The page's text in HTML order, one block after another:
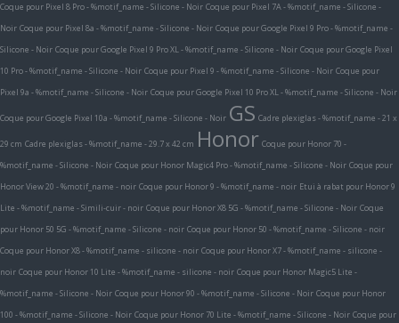
Coque pour Pixel 8 Pro - %motif_name - Silicone - Noir Coque pour Pixel 7A - %motif_name - Silicone -
Noir Coque pour Pixel 8a - %motif_name - Silicone - Noir Coque pour Google Pixel 9 Pro - %motif_name -
Silicone - Noir Coque pour Google Pixel 9 Pro XL - %motif_name - Silicone - Noir Coque pour Google Pixel
10 Pro - %motif_name - Silicone - Noir Coque pour Pixel 9 - %motif_name - Silicone - Noir Coque pour
Pixel 9a - %motif_name - Silicone - Noir Coque pour Google Pixel 10 Pro XL - %motif_name - Silicone - Noir
Coque pour Google Pixel 10a - %motif_name - Silicone - Noir GS Cadre plexiglas - %motif_name - 21 x
29 cm Cadre plexiglas - %motif_name - 29.7 x 42 cm Honor Coque pour Honor 70 -
%motif_name - Silicone - Noir Coque pour Honor Magic4 Pro - %motif_name - Silicone - Noir Coque pour
Honor View 20 - %motif_name - noir Coque pour Honor 9 - %motif_name - noir Etui à rabat pour Honor 9
Lite - %motif_name - Simili-cuir - noir Coque pour Honor X8 5G - %motif_name - Silicone - Noir Coque
pour Honor 50 5G - %motif_name - Silicone - noir Coque pour Honor 50 - %motif_name - Silicone - noir
Coque pour Honor X8 - %motif_name - silicone - noir Coque pour Honor X7 - %motif_name - silicone -
noir Coque pour Honor 10 Lite - %motif_name - silicone - noir Coque pour Honor Magic5 Lite -
%motif_name - Silicone - Noir Coque pour Honor 90 - %motif_name - Silicone - Noir Coque pour Honor
100 - %motif_name - Silicone - Noir Coque pour Honor 70 Lite - %motif_name - Silicone - Noir Coque pour